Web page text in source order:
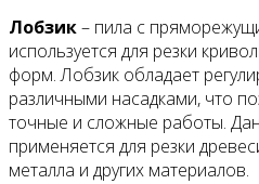
Лобзик– пила с
используется для резки
форм. Лобзик обладает
различными насадками, что
точные и сложные работы.
применяется для резки
металла и других материалов.